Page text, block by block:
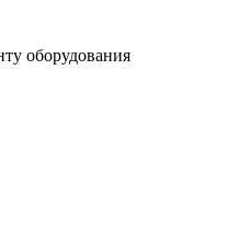
оборудования